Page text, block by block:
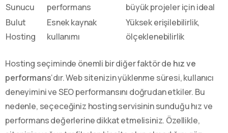
Sunucu
performans
büyük projeler için ideal
Bulut
Hosting
Esnek kaynak
kullanımı
Yüksek erişilebilirlik,
ölçeklenebilirlik
Hosting seçiminde önemli bir diğer faktör de hız ve
performans‘dır. Web sitenizin yüklenme süresi, kullanıcı
deneyimini ve SEO performansını doğrudan etkiler. Bu
nedenle, seçeceğiniz hosting servisinin sunduğu hız ve
performans değerlerine dikkat etmelisiniz. Özellikle,